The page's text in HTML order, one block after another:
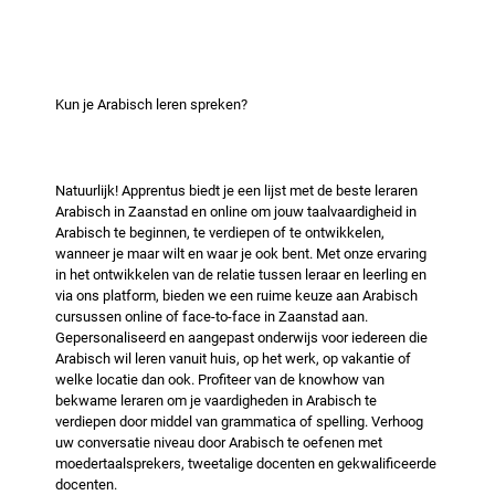
contact met mij op als u vragen heeft.
Kun je Arabisch leren spreken?
Natuurlijk! Apprentus biedt je een lijst met de beste leraren
Arabisch in Zaanstad en online om jouw taalvaardigheid in
Arabisch te beginnen, te verdiepen of te ontwikkelen,
wanneer je maar wilt en waar je ook bent. Met onze ervaring
in het ontwikkelen van de relatie tussen leraar en leerling en
via ons platform, bieden we een ruime keuze aan Arabisch
cursussen online of face-to-face in Zaanstad aan.
Gepersonaliseerd en aangepast onderwijs voor iedereen die
Arabisch wil leren vanuit huis, op het werk, op vakantie of
welke locatie dan ook. Profiteer van de knowhow van
bekwame leraren om je vaardigheden in Arabisch te
verdiepen door middel van grammatica of spelling. Verhoog
uw conversatie niveau door Arabisch te oefenen met
moedertaalsprekers, tweetalige docenten en gekwalificeerde
docenten.